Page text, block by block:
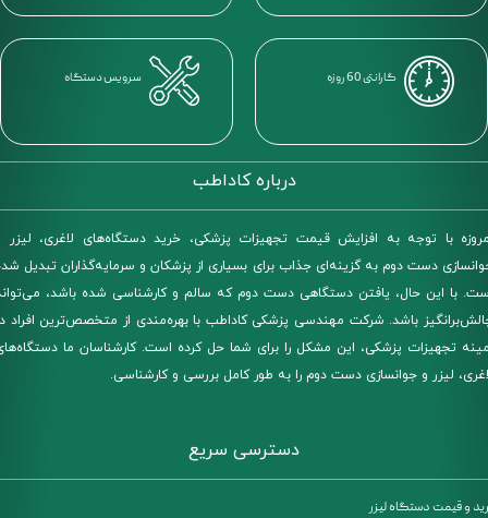
آیا لیزر موهای زائد باعث سرطان می‌شود؟
گارانتی 60 روزه سرویس دستگاه
درباره کاداطب
با توجه به افزایش قیمت تجهیزات پزشکی، خرید دستگاه‌های لاغری، لیزر
دست دوم به گزینه‌ای جذاب برای بسیاری از پزشکان و سرمایه‌گذاران تبدیل
با این حال، یافتن دستگاهی دست دوم که سالم و کارشناسی شده باشد،
باشد. شرکت مهندسی پزشکی کاداطب با بهره‌مندی از متخصص‌ترین افراد
تجهیزات پزشکی، این مشکل را برای شما حل کرده است. کارشناسان ما
لیزر و جوانسازی دست دوم را به طور کامل بررسی و کارشناسی.
دسترسی سریع
و قیمت دستگاه لیزر